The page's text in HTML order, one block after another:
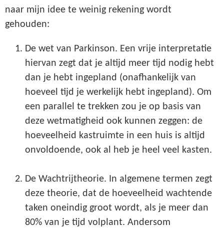
naar mijn idee te weinig rekening wordt
gehouden:
De wet van Parkinson. Een vrije interpretatie
hiervan zegt dat je altijd meer tijd nodig hebt
dan je hebt ingepland (onafhankelijk van
hoeveel tijd je werkelijk hebt ingepland). Om
een parallel te trekken zou je op basis van
deze wetmatigheid ook kunnen zeggen: de
hoeveelheid kastruimte in een huis is altijd
onvoldoende, ook al heb je heel veel kasten.
De Wachtrijtheorie. In algemene termen zegt
deze theorie, dat de hoeveelheid wachtende
taken oneindig groot wordt, als je meer dan
80% van je tijd volplant. Andersom